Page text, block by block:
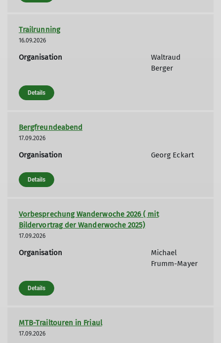
Trailrunning
16.09.2026
Organisation
Waltraud
Berger
Details
Bergfreundeabend
17.09.2026
Organisation Georg Eckart
Details
Vorbesprechung Wanderwoche 2026 ( mit
Bildervortrag der Wanderwoche 2025)
17.09.2026
Organisation
Michael
Frumm-Mayer
Details
MTB-Trailtouren in Friaul
17.09.2026